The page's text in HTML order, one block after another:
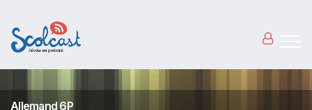
Allemand 6P